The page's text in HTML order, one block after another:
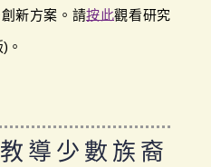
新方案。請按此觀看研究
。
導少數族裔